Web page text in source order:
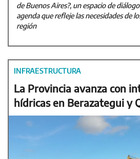
de Buenos Aires?, un espacio de
agenda que refleje las necesidades de
región
INFRAESTRUCTURA
La Provincia avanza con
hídricas en Berazategui y